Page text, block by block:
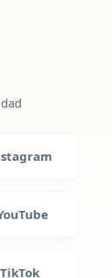
TikTok